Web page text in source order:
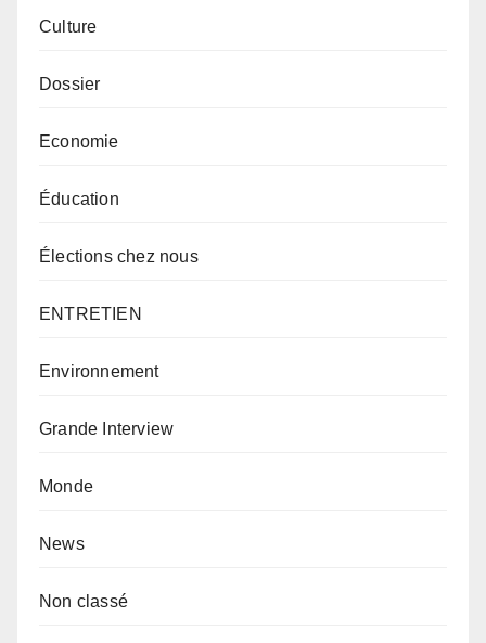
Culture
Dossier
Economie
Éducation
Élections chez nous
ENTRETIEN
Environnement
Grande Interview
Monde
News
Non classé